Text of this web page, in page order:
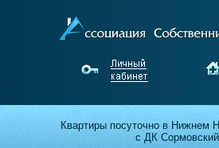
Квартиры посуточно в Нижнем
с ДК